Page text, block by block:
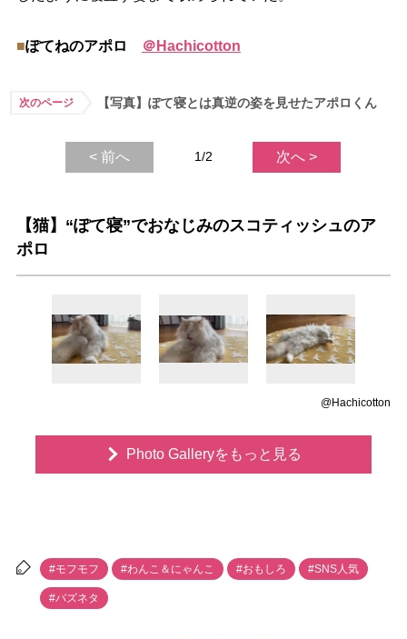
■ぽてねのアポロ ＠Hachicotton
次のページ 【写真】ぽて寝とは真逆の姿を見せたアポロくん
< 前へ 1/2 次へ >
【猫】“ぽて寝”でおなじみのスコティッシュのア
ポロ
@Hachicotton
Photo Galleryをもっと見る
#モフモフ #わんこ＆にゃんこ #おもしろ #SNS人気
#バズネタ